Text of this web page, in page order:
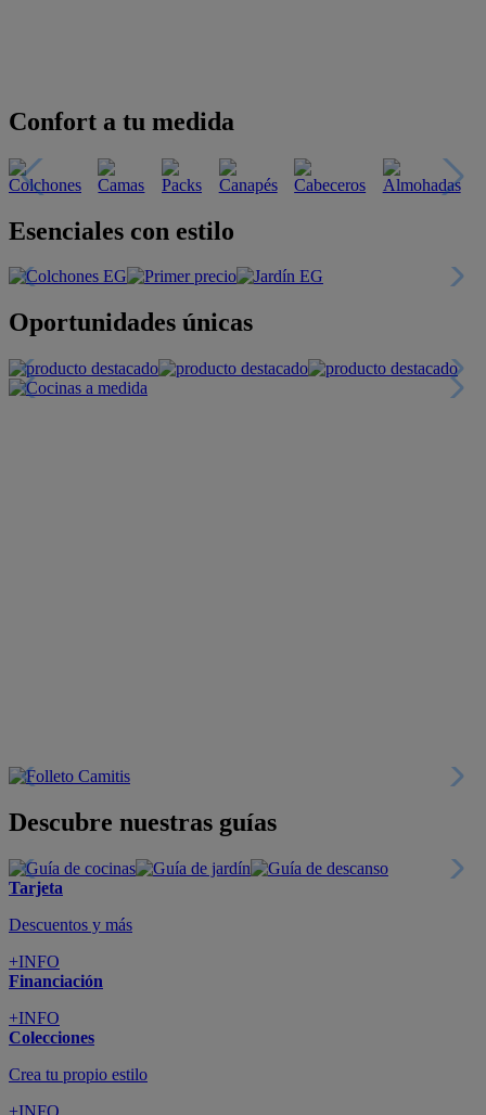
Crea tu propio estilo
Tranquilidad
6 años de Garantía Plus
+INFO
Catálogos
Miles de productos
+INFO
Por teléfono
Llámanos y compra
+INFO
Nueva app